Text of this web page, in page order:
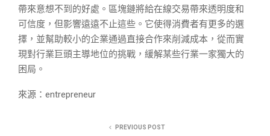
帶來意想不到的好處。區塊鏈將給在線交易帶來透明度和
可信度，但影響遠遠不止這些。它使得消費者有更多的選
擇，並幫助較小的企業通過直接合作來削減成本，從而實
現對行業巨頭主導地位的挑戰，緩解某些行業一家獨大的
困局。
來源：entrepreneur
PREVIOUS POST